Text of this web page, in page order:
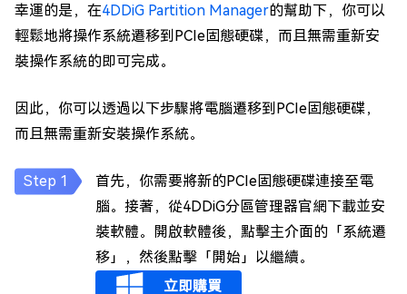
幸運的是，在4DDiG Partition Manager的幫助下，你可以
輕鬆地將操作系統遷移到PCIe固態硬碟，而且無需重新安
裝操作系統的即可完成。
因此，你可以透過以下步驟將電腦遷移到PCIe固態硬碟，
而且無需重新安裝操作系統。
首先，你需要將新的PCIe固態硬碟連接至電
腦。接著，從4DDiG分區管理器官網下載並安
裝軟體。開啟軟體後，點擊主介面的「系統遷
移」，然後點擊「開始」以繼續。
立即購買